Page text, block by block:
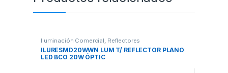
Iluminación Comercial, Reflectores
ILURESMD20WWN LUM T/ REFLECTOR PLANO
LED BCO 20W ÓPTIC